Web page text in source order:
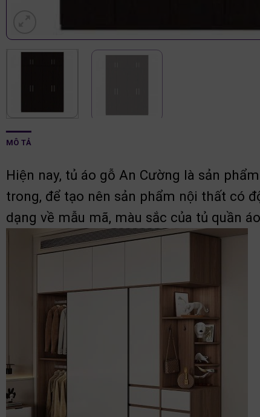
MÔ TẢ
Hiện nay, tủ áo gỗ An Cường là sản
trong, để tạo nên sản phẩm nội thất có
dạng về mẫu mã, màu sắc của tủ quần